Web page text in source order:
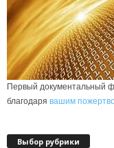
Первый документальный
благодаря вашим
Выбор рубрики